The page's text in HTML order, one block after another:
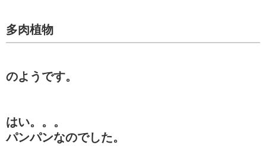
多肉植物
のようです。
はい。。。
パンパンなのでした。